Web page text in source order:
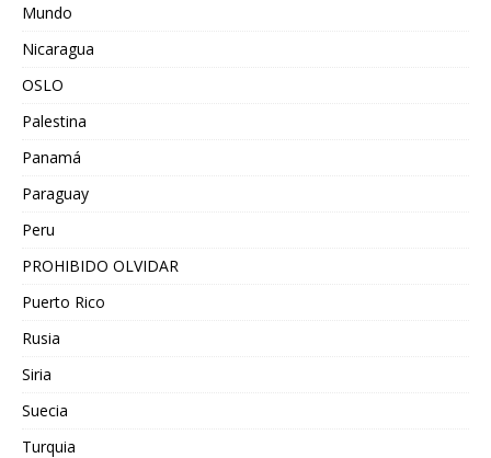
Mundo
Nicaragua
OSLO
Palestina
Panamá
Paraguay
Peru
PROHIBIDO OLVIDAR
Puerto Rico
Rusia
Siria
Suecia
Turquia